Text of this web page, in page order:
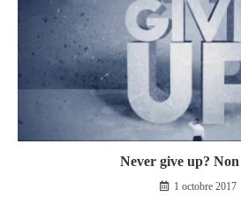
Never give up?
1 octobre 2017